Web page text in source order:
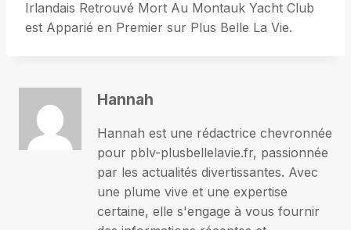
Irlandais Retrouvé Mort Au Montauk Yacht Club
est Apparié en Premier sur Plus Belle La Vie.
Hannah
Hannah est une rédactrice chevronnée
pour pblv-plusbellelavie.fr, passionnée
par les actualités divertissantes. Avec
une plume vive et une expertise
certaine, elle s'engage à vous fournir